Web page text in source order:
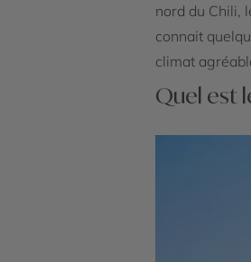
nord du Chili,
connait
climat
Quel est